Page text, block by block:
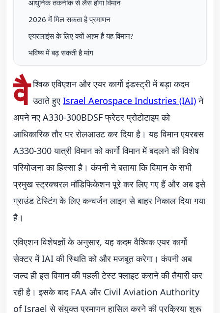
आधुनिक तकनीक से लैस होगा विमान
2026 में मिल सकता है प्रमाणन
एयरलाइंस के लिए क्यों अहम है यह विमान?
भविष्य में बढ़ सकती है मांग
वै श्विक एविएशन और एयर कार्गो इंडस्ट्री में बड़ा कदम
उठाते हुएIsrael Aerospace Industries (IAI)ने
अपने नए A330-300BDSF फ्रेटर प्रोटोटाइप को
आधिकारिक तौर पर रोलआउट कर दिया है। यह विमान एयरबस
A330-300 यात्री विमान को कार्गो विमान में बदलने की विशेष
परियोजना का हिस्सा है। कंपनी ने बताया कि विमान के सभी
प्रमुख स्ट्रक्चरल मॉडिफिकेशन पूरे कर लिए गए हैं और अब इसे
ग्राउंड टेस्टिंग के लिए कन्वर्जन लाइन से बाहर निकाल दिया गया
है।
एविएशन विशेषज्ञों के अनुसार, यह कदम वैश्विक एयर कार्गो
सेक्टर में IAI की स्थिति को और मजबूत करेगा। कंपनी अब
जल्द ही इस विमान की पहली टेस्ट फ्लाइट कराने की तैयारी कर
रही है। इसके बाद FAA और Civil Aviation Authority
of Israel से संयुक्त प्रमाणन हासिल करने की प्रक्रिया शुरू